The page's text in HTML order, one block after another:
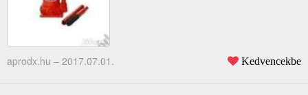
aprodx.hu – 2017.07.01. Kedvencekbe